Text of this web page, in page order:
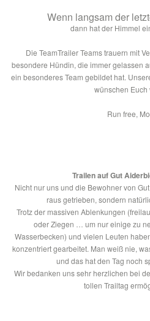
Wenn langsam der
dann hat der Himmel
Die TeamTrailer Teams trauern mit
besondere Hündin, die immer gelassen
ein besonderes Team gebildet hat.
wünschen Euch
Run free,
Trailen auf Gut
Nicht nur uns und die Bewohner von
raus getrieben, sondern
Trotz der massiven Ablenkungen
oder Ziegen … um nur einige zu
Wasserbecken) und vielen Leuten
konzentriert gearbeitet. Man weiß nie,
und das hat den Tag noch
Wir bedanken uns sehr herzlichen bei
tollen Trailtag